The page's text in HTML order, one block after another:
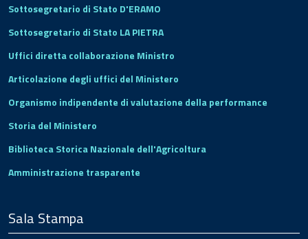
Sottosegretario di Stato D'ERAMO
Sottosegretario di Stato LA PIETRA
Uffici diretta collaborazione Ministro
Articolazione degli uffici del Ministero
Organismo indipendente di valutazione della performance
Storia del Ministero
Biblioteca Storica Nazionale dell'Agricoltura
Amministrazione trasparente
Sala Stampa